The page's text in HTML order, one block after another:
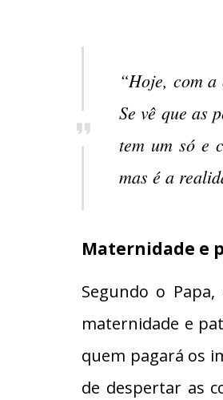
“Hoje, com
Se vê que as
tem um só e
mas é a
Maternidade e
Segundo o
maternidade e
quem pagará os
de despertar as